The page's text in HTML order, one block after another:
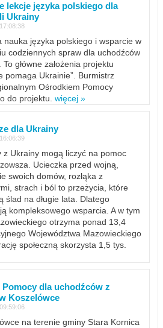
lekcje języka polskiego dla
Ukrainy
nauka języka polskiego i wsparcie w
codziennych spraw dla uchodźców
To główne założenia projektu
pomaga Ukrainie”. Burmistrz
Ośrodkiem Pomocy
do projektu. więcej »
dla Ukrainy
z Ukrainy mogą liczyć na pomoc
Ucieczka przed wojną,
swoich domów, rozłąka z
strach i ból to przeżycia, które
ślad na długie lata. Dlatego
kompleksowego wsparcia. A w tym
otrzyma ponad 13,4
Województwa Mazowieckiego
społeczną skorzysta 1,5 tys.
Pomocy dla uchodźców z
Koszelówce
na terenie gminy Stara Kornica